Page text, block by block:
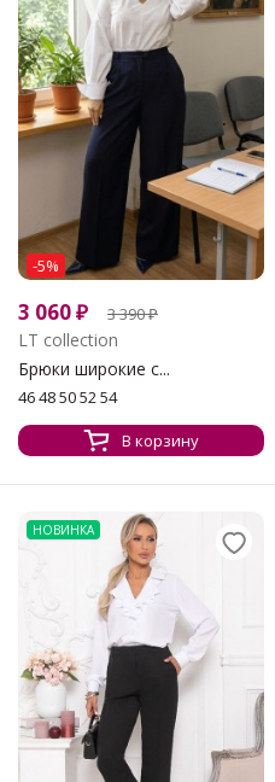
-5%
3 060₽ 3 390₽
LT collection
Брюки широкие с...
46 48 50 52 54
В корзину
НОВИНКА